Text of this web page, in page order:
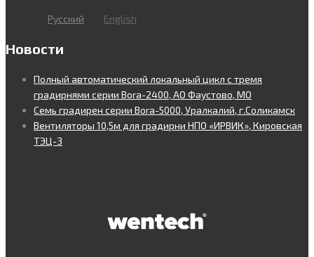
Русский English
Новости
Полный автоматический локальный цикл с тремя
градирнями серии Bora-2400, АО Фаустово, МО
Семь градирен серии Bora-5000, Уралкалий, г.Соликамск
Вентиляторы 10,5м для градирни НПО «ИРВИК», Кировская
ТЭЦ-3